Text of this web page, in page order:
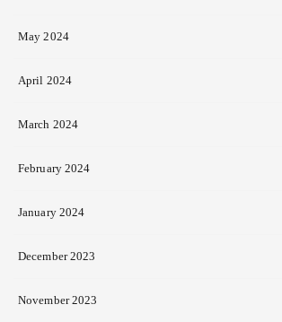
May 2024
April 2024
March 2024
February 2024
January 2024
December 2023
November 2023